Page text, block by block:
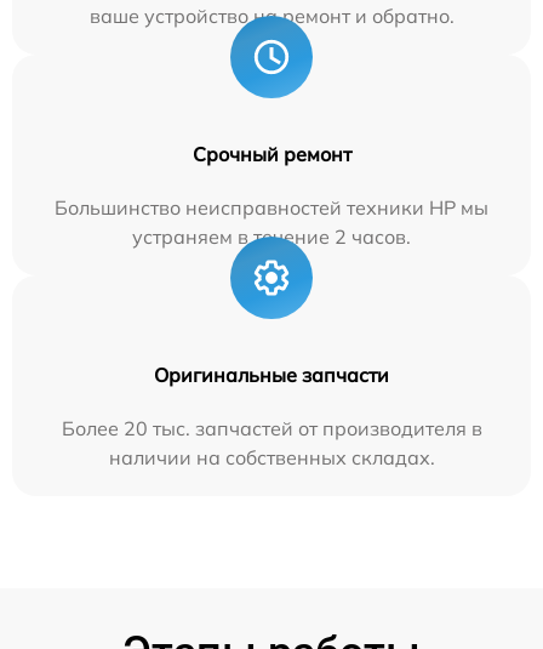
ваше устройство на ремонт и обратно.
Срочный ремонт
Большинство неисправностей техники HP мы
устраняем в течение 2 часов.
Оригинальные запчасти
Более 20 тыс. запчастей от производителя в
наличии на собственных складах.